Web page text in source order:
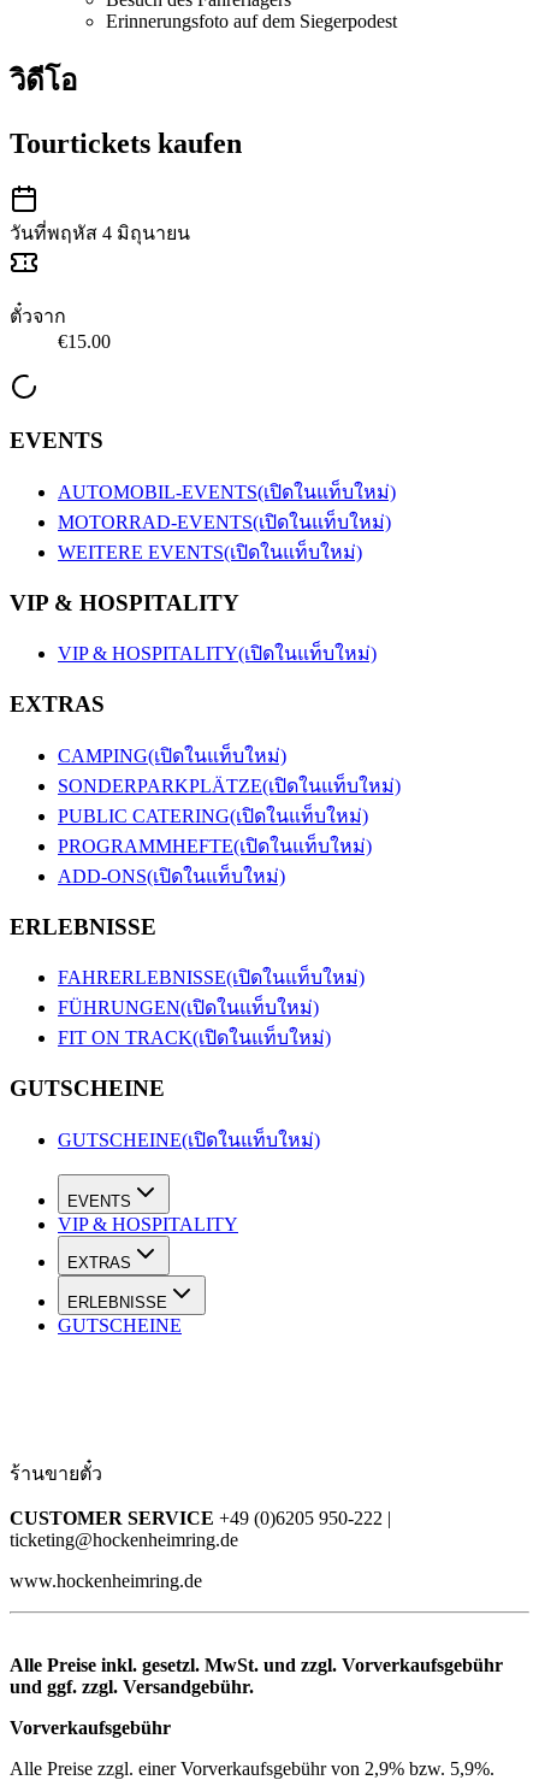
Erinnerungsfoto auf dem Siegerpodest
วิดีโอ
Tourtickets kaufen
วันที่พฤหัส 4 มิถุนายน
ตั๋วจาก
€15.00
EVENTS
AUTOMOBIL-EVENTS(เปิดในแท็บใหม่)
MOTORRAD-EVENTS(เปิดในแท็บใหม่)
WEITERE EVENTS(เปิดในแท็บใหม่)
VIP & HOSPITALITY
VIP & HOSPITALITY(เปิดในแท็บใหม่)
EXTRAS
CAMPING(เปิดในแท็บใหม่)
SONDERPARKPLÄTZE(เปิดในแท็บใหม่)
PUBLIC CATERING(เปิดในแท็บใหม่)
PROGRAMMHEFTE(เปิดในแท็บใหม่)
ADD-ONS(เปิดในแท็บใหม่)
ERLEBNISSE
FAHRERLEBNISSE(เปิดในแท็บใหม่)
FÜHRUNGEN(เปิดในแท็บใหม่)
FIT ON TRACK(เปิดในแท็บใหม่)
GUTSCHEINE
GUTSCHEINE(เปิดในแท็บใหม่)
EVENTS
VIP & HOSPITALITY
EXTRAS
ERLEBNISSE
GUTSCHEINE
ร้านขายตั๋ว
CUSTOMER SERVICE +49 (0)6205 950-222 |
ticketing@hockenheimring.de
www.hockenheimring.de
Alle Preise inkl. gesetzl. MwSt. und zzgl. Vorverkaufsgebühr
und ggf. zzgl. Versandgebühr.
Vorverkaufsgebühr
Alle Preise zzgl. einer Vorverkaufsgebühr von 2,9% bzw. 5,9%.